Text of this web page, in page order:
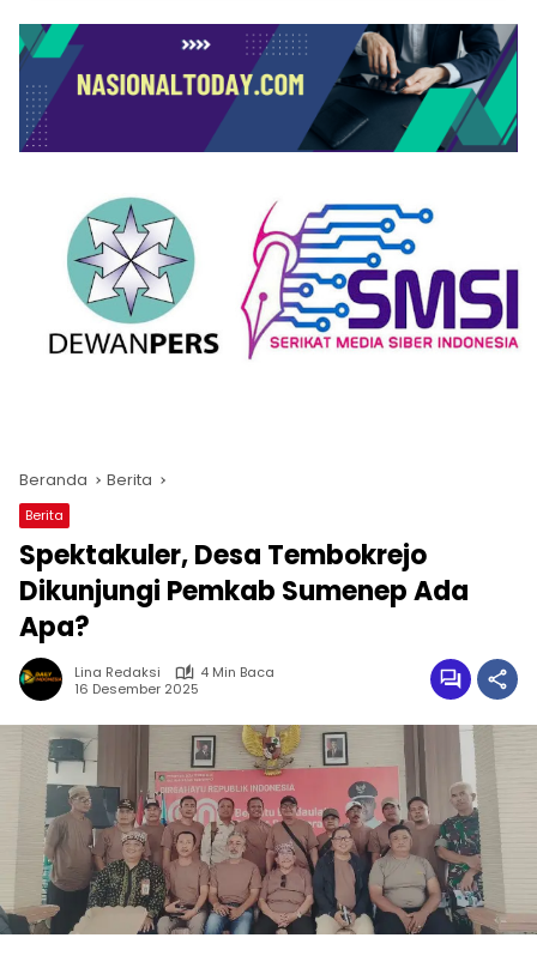
Beranda Berita
Berita
Spektakuler, Desa Tembokrejo
Dikunjungi Pemkab Sumenep Ada
Apa?
Lina Redaksi
4 Min Baca
16 Desember 2025